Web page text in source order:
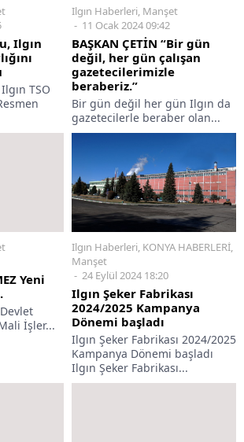
Ilgın
TSO
Ilgın Haberleri, Manşet
11 Ocak 2024 09:42
BAŞKAN ÇETİN “Bir gün
değil, her gün çalışan
gazetecilerimizle
beraberiz.”
Bir gün değil her gün Ilgın da
gazetecilerle beraber olan...
Yeni
İşler...
Ilgın Haberleri, KONYA HABERLERİ,
Manşet
24 Eylül 2024 18:20
Ilgın Şeker Fabrikası
2024/2025 Kampanya
Dönemi başladı
Ilgın Şeker Fabrikası 2024/2025
Kampanya Dönemi başladı
Ilgın Şeker Fabrikası...